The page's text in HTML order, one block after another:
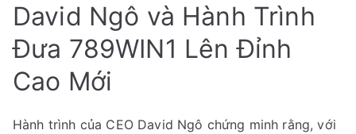
David Ngô và Hành Trình
Đưa 789WIN1 Lên Đỉnh
Cao Mới
Hành trình của CEO David Ngô chứng minh rằng, với